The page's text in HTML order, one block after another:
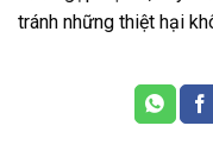
tránh những thiệt hại